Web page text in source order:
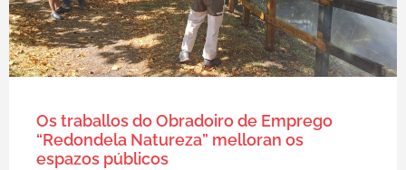
Os traballos do Obradoiro de Emprego
“Redondela Natureza” melloran os
espazos públicos